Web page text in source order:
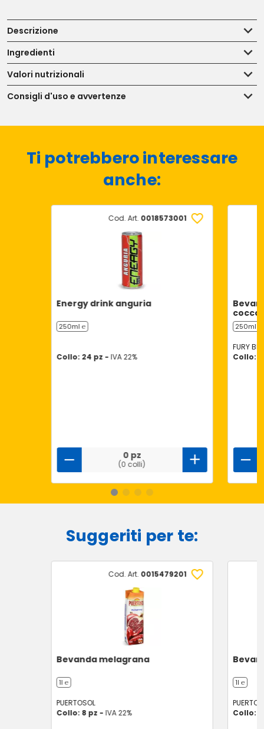
Descrizione
Ingredienti
Valori nutrizionali
Consigli d'uso e avvertenze
Ti potrebbero interessare
anche:
Cod. Art. 0018573001
Energy drink anguria
250ml ℮
Collo: 24 pz - IVA 22%
0 pz
(0 colli)
cocco
250ml ℮
FURY
Collo:
Suggeriti per te:
Cod. Art. 0015479201
Bevanda melagrana
1l ℮
PUERTOSOL
Collo: 8 pz - IVA 22%
1l ℮
Collo: